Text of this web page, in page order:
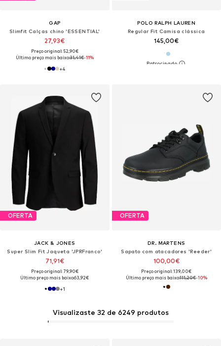
GAP
Slimfit Calças chino 'ESSENTIAL'
27,93€
Preço original: 52,90€
Último preço mais baixo:31,41€-11%
+4
POLO RALPH LAUREN
Regular Fit Camisa clássica
145,00€
OFERTA
JACK & JONES
Super Slim Fit Jaqueta 'JPRFranco'
71,91€
Preço original: 79,90€
Último preço mais baixo:63,92€
+1
OFERTA
DR. MARTENS
Sapato com atacadores 'Reeder'
100,00€
Preço original: 139,00€
Último preço mais baixo:111,20€-10%
Visualizaste 32 de 6249 produtos